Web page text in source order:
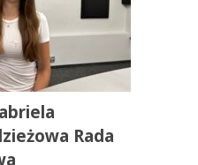
Rada